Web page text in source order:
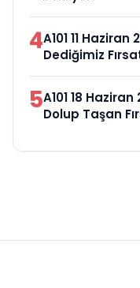
4A101 11
Dediğimiz
5A101 18
Dolup Taşan